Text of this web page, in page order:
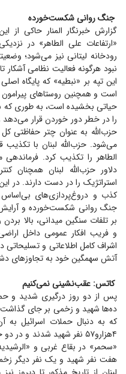
جنگ روانی شکست‌خورده
گزارش خبرنگار المنار حاکی
«ارتفاعات علی الطاهر» در
رودخانه لیتانی نیز می‌شود؛
نبود هرگونه فعالیت نظامی
این تپه بر «نبطیه» که پایگاه
است و همچنین روستا‌های
حیاتی بخشیده است، به طوری
را در خطر دور خوردن قرار
حزب‌الله به عنوان چتر
می‌شود. حزب‌الله لبنان با تکذیب
الطاهر را تکذیب کرد. فرماندهی
دلاور حزب‌الله لبنان همچنان
استراتژیک را در دست دارند. در
کذب و دروغ‌پردازی‌های
جنگ روانی شکست‌خورده و
بر تلفات سنگین میدانی، بالا
و فریب افکار عمومی داخل
اشراف کامل اطلاعاتی و تسلیحاتی
آتش سهمگین خود به تجاوز‌های
کاتس: عقب‌نشینی نمی‌کنیم
پس از دو روز درگیری شدید و
ده‌ها شهید و زخمی بر جای گذاشت.
۴هزارو۵۷ نفر شهید شدند و
«سحمر» در بقاع غربی و
هفت نفر شهید و یک نفر دیگر